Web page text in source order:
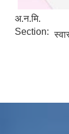
अ.न.मि.
Section: